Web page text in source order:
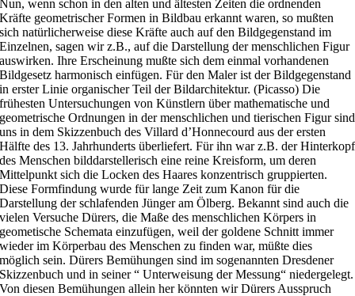
Nun, wenn schon in den alten und ältesten Zeiten die ordnenden
Kräfte geometrischer Formen in Bildbau erkannt waren, so mußten
sich natürlicherweise diese Kräfte auch auf den Bildgegenstand im
Einzelnen, sagen wir z.B., auf die Darstellung der menschlichen Figur
auswirken. Ihre Erscheinung mußte sich dem einmal vorhandenen
Bildgesetz harmonisch einfügen. Für den Maler ist der Bildgegenstand
in erster Linie organischer Teil der Bildarchitektur. (Picasso) Die
frühesten Untersuchungen von Künstlern über mathematische und
geometrische Ordnungen in der menschlichen und tierischen Figur sind
uns in dem Skizzenbuch des Villard d’Honnecourd aus der ersten
Hälfte des 13. Jahrhunderts überliefert. Für ihn war z.B. der Hinterkopf
des Menschen bilddarstellerisch eine reine Kreisform, um deren
Mittelpunkt sich die Locken des Haares konzentrisch gruppierten.
Diese Formfindung wurde für lange Zeit zum Kanon für die
Darstellung der schlafenden Jünger am Ölberg. Bekannt sind auch die
vielen Versuche Dürers, die Maße des menschlichen Körpers in
geometische Schemata einzufügen, weil der goldene Schnitt immer
wieder im Körperbau des Menschen zu finden war, müßte dies
möglich sein. Dürers Bemühungen sind im sogenannten Dresdener
Skizzenbuch und in seiner “ Unterweisung der Messung“ niedergelegt.
Von diesen Bemühungen allein her könnten wir Dürers Ausspruch